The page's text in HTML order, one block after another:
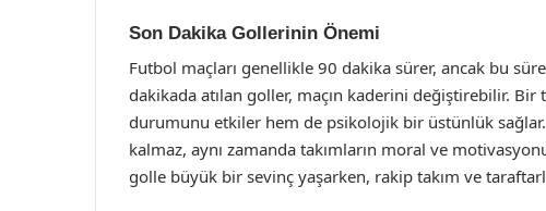
Son Dakika Gollerinin Önemi
Futbol maçları genellikle 90 dakika sürer, ancak bu
dakikada atılan goller, maçın kaderini değiştirebilir. Bir
durumunu etkiler hem de psikolojik bir üstünlük
kalmaz, aynı zamanda takımların moral ve
golle büyük bir sevinç yaşarken, rakip takım ve